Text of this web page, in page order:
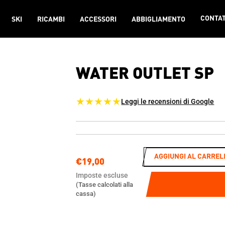
SKI RICAMBI ACCESSORI ABBIGLIAMENTO
WATER OUTLET SP
★★★★★Leggi le recensioni di Google
Prezzo
di
listino
€19,00
Imposte escluse
(Tasse calcolati alla
cassa)
AGGIUNGI AL